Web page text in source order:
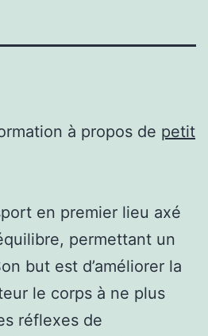
à propos de petit
en premier lieu axé
permettant un
but est d’améliorer la
le corps à ne plus
réflexes de